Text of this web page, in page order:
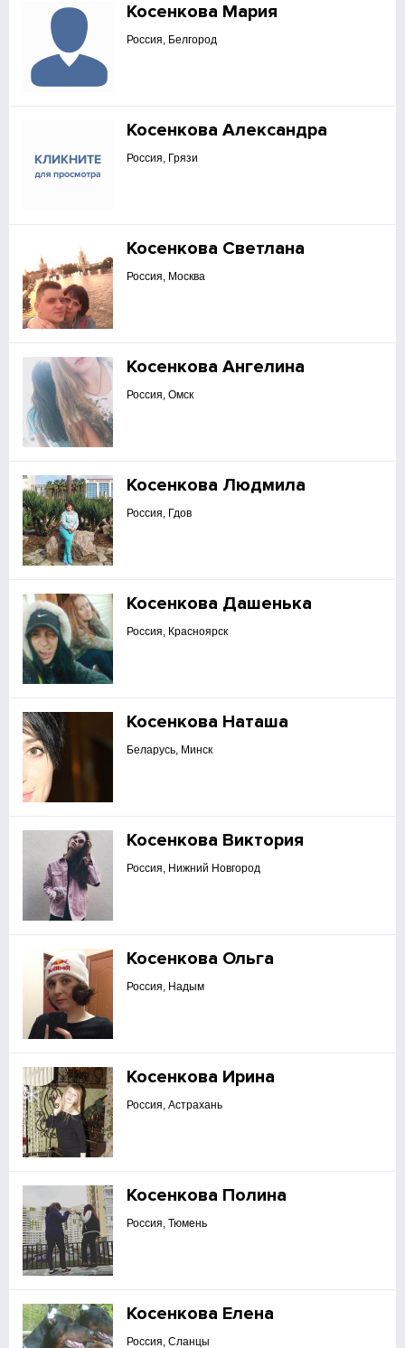
Косенкова Мария
Россия, Белгород
Косенкова Александра
Россия, Грязи
Косенкова Светлана
Россия, Москва
Косенкова Ангелина
Россия, Омск
Косенкова Людмила
Россия, Гдов
Косенкова Дашенька
Россия, Красноярск
Косенкова Наташа
Беларусь, Минск
Косенкова Виктория
Россия, Нижний Новгород
Косенкова Ольга
Россия, Надым
Косенкова Ирина
Россия, Астрахань
Косенкова Полина
Россия, Тюмень
Косенкова Елена
Россия, Сланцы